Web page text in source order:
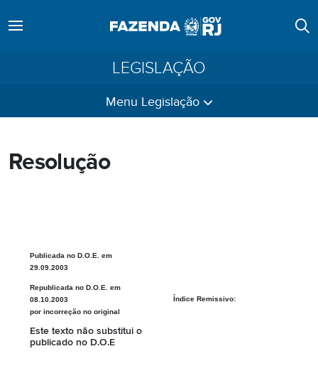
LEGISLAÇÃO
Menu Legislação
Resolução
Publicada no D.O.E. em
29.09.2003
Republicada no D.O.E. em
08.10.2003
por incorreção no original
Este texto não substitui o
publicado no D.O.E
Índice Remissivo: